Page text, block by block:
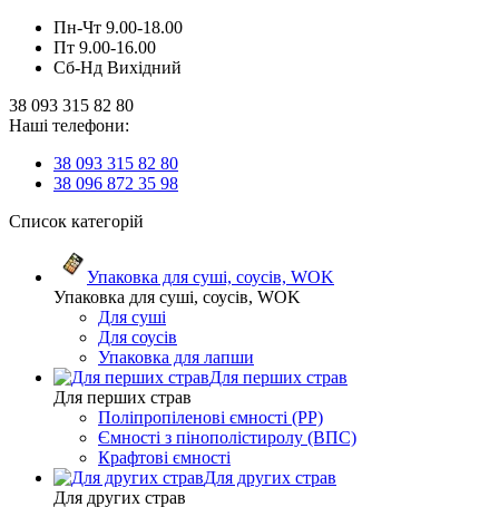
Пн-Чт 9.00-18.00
Пт 9.00-16.00
Сб-Нд Вихідний
38 093 315 82 80
Наші телефони:
38 093 315 82 80
38 096 872 35 98
Список категорій
Упаковка для суші, соусів, WOK
Упаковка для суші, соусів, WOK
Для суші
Для соусів
Упаковка для лапши
Для перших страв
Для перших страв
Поліпропіленові ємності (PP)
Ємності з пінополістиролу (ВПС)
Крафтові ємності
Для других страв
Для других страв